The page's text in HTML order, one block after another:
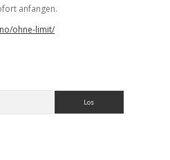
anfangen.
ohne-limit/